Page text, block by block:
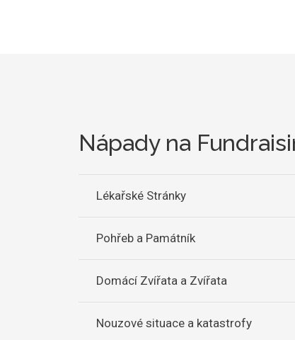
Nápady na
Lékařské Stránky
Pohřeb a Památník
Domácí Zvířata a Zvířata
Nouzové situace a katastrofy